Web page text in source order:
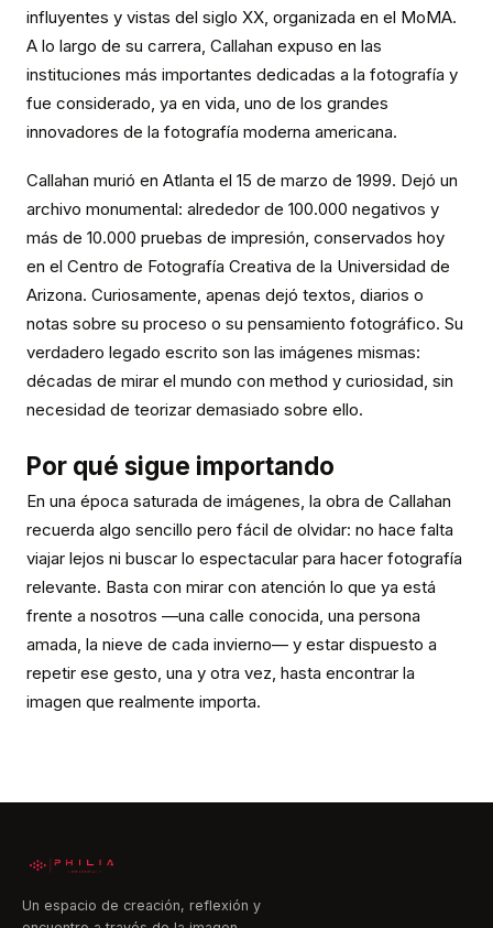
influyentes y vistas del siglo XX, organizada en el MoMA.
A lo largo de su carrera, Callahan expuso en las
instituciones más importantes dedicadas a la fotografía y
fue considerado, ya en vida, uno de los grandes
innovadores de la fotografía moderna americana.
Callahan murió en Atlanta el 15 de marzo de 1999. Dejó un
archivo monumental: alrededor de 100.000 negativos y
más de 10.000 pruebas de impresión, conservados hoy
en el Centro de Fotografía Creativa de la Universidad de
Arizona. Curiosamente, apenas dejó textos, diarios o
notas sobre su proceso o su pensamiento fotográfico. Su
verdadero legado escrito son las imágenes mismas:
décadas de mirar el mundo con method y curiosidad, sin
necesidad de teorizar demasiado sobre ello.
Por qué sigue importando
En una época saturada de imágenes, la obra de Callahan
recuerda algo sencillo pero fácil de olvidar: no hace falta
viajar lejos ni buscar lo espectacular para hacer fotografía
relevante. Basta con mirar con atención lo que ya está
frente a nosotros —una calle conocida, una persona
amada, la nieve de cada invierno— y estar dispuesto a
repetir ese gesto, una y otra vez, hasta encontrar la
imagen que realmente importa.
Un espacio de creación, reflexión y